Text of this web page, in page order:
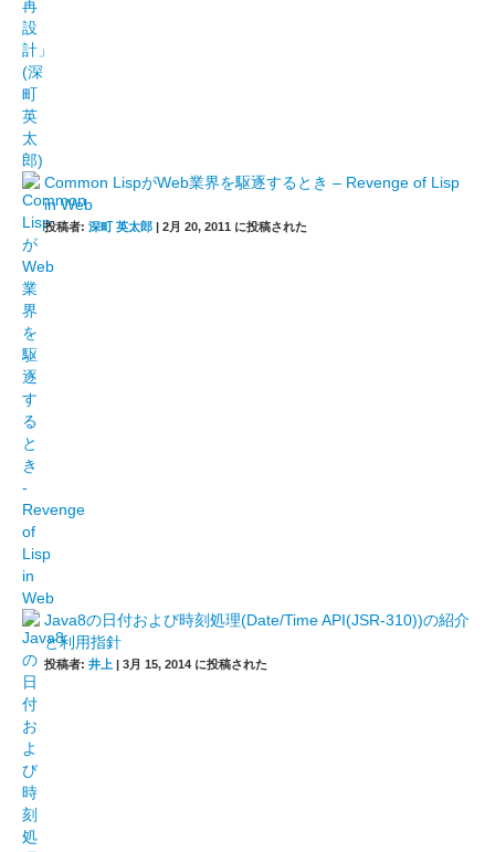
Common LispがWeb業界を駆逐するとき – Revenge of Lisp
in Web
投稿者: 深町 英太郎 | 2月 20, 2011 に投稿された
Java8の日付および時刻処理(Date/Time API(JSR-310))の紹介
と利用指針
投稿者: 井上 | 3月 15, 2014 に投稿された